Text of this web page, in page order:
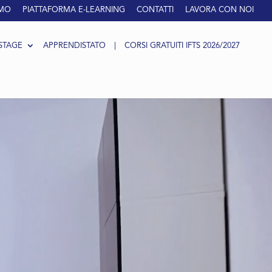
PIATTAFORMA E-LEARNING CONTATTI LAVORA CON NOI
APPRENDISTATO CORSI GRATUITI IFTS 2026/2027